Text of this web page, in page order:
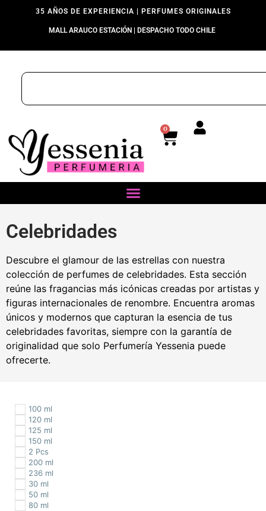
35 AÑOS DE EXPERIENCIA | PERFUMES ORIGINALES
MALL ARAUCO ESTACIÓN | DESPACHO TODO CHILE
0
Celebridades
Descubre el glamour de las estrellas con nuestra
colección de perfumes de celebridades. Esta sección
reúne las fragancias más icónicas creadas por artistas y
figuras internacionales de renombre. Encuentra aromas
únicos y modernos que capturan la esencia de tus
celebridades favoritas, siempre con la garantía de
originalidad que solo Perfumería Yessenia puede
ofrecerte.
100 ml
120 ml
125 ml
150 ml
2 Pcs
200 ml
236 ml
30 ml
50 ml
80 ml